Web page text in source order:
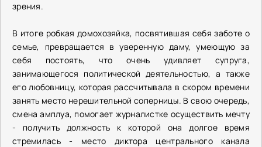
зрения.
В итоге робкая домохозяйка, посвятившая себя заботе о
семье, превращается в уверенную даму, умеющую за
себя постоять, что очень удивляет супруга,
занимающегося политической деятельностью, а также
его любовницу, которая рассчитывала в скором времени
занять место нерешительной соперницы. В свою очередь,
смена амплуа, помогает журналистке осуществить мечту
- получить должность к которой она долгое время
стремилась - место диктора центрального канала